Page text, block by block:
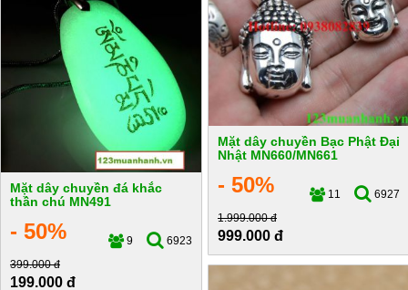
Mặt dây chuyền Bạc Phật Đại
Nhật MN660/MN661
- 50% 11
6927
1.999.000 đ
999.000 đ
Mặt dây chuyền đá khắc
thần chú MN491
- 50% 9
6923
399.000 đ
199.000 đ